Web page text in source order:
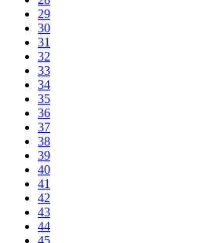
29
30
31
32
33
34
35
36
37
38
39
40
41
42
43
44
45